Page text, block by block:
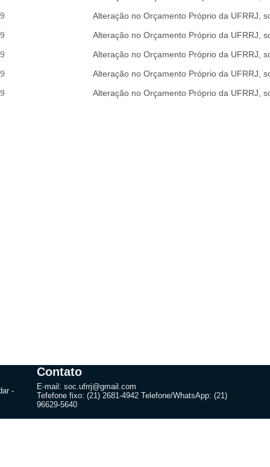
Alteração no Orçamento Próprio da UFRRJ,
Alteração no Orçamento Próprio da UFRRJ,
Alteração no Orçamento Próprio da UFRRJ,
Alteração no Orçamento Próprio da UFRRJ,
Alteração no Orçamento Próprio da UFRRJ,
-
Contato
E-mail: soc.ufrrj@gmail.com
Tefefone fixo: (21) 2681-4942 Telefone/WhatsApp: (21)
96629-5640